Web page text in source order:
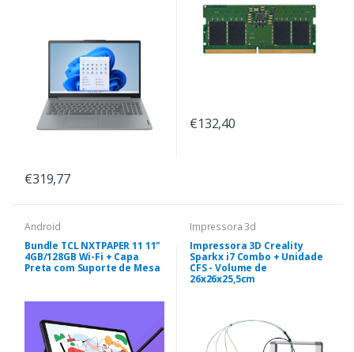
€319,77
€132,40
Android
Bundle TCL NXTPAPER 11 11"
4GB/128GB Wi-Fi + Capa
Preta com Suporte de Mesa
Impressora 3d
Impressora 3D Creality
Sparkx i7 Combo + Unidade
CFS - Volume de
26x26x25,5cm